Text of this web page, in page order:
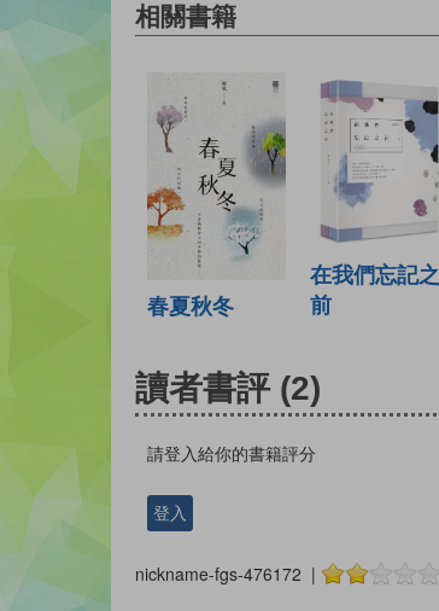
相關書籍
春夏秋冬
在我們忘記之
前
讀者書評 (2)
請登入給你的書籍評分
登入
nickname-fgs-476172 |